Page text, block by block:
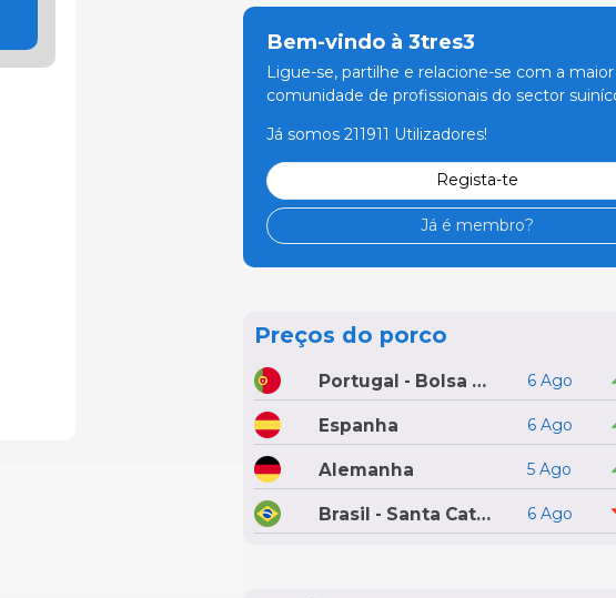
Bem-vindo à 3tres3
Ligue-se, partilhe e relacione-se com a maior
comunidade de profissionais do sector
Já somos 211911 Utilizadores!
Regista-te
Já é membro?
Preços do porco
Portugal - Bolsa do Porco do Montijo 6 Ago
Espanha 6 Ago
Alemanha 5 Ago
Brasil - Santa Catarina 6 Ago